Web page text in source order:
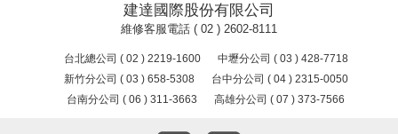
建達國際股份有限公司
維修客服電話 ( 02 ) 2602-8111
台北總公司 ( 02 ) 2219-1600
中壢分公司 ( 03 ) 428-7718
新竹分公司 ( 03 ) 658-5308
台中分公司 ( 04 ) 2315-0050
台南分公司 ( 06 ) 311-3663
高雄分公司 ( 07 ) 373-7566